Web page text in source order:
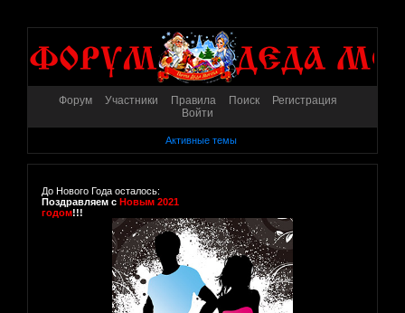
Форум Участники Правила Поиск
Регистрация
Войти
Активные темы
До Нового Года осталось:
Поздравляем с Новым 2021
годом!!!